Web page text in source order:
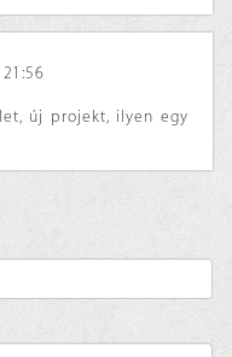
21:56
új projekt, ilyen egy